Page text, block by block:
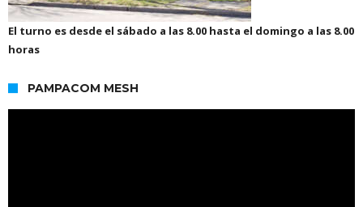
El turno es desde el sábado a las 8.00 hasta el domingo a las 8.00
horas
PAMPACOM MESH